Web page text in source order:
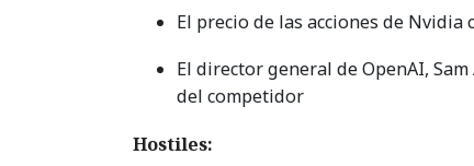
El precio de las acciones de
El director general de OpenAI,
del competidor
Hostiles: